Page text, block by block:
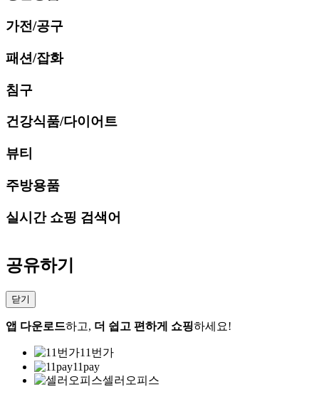
가전/공구
패션/잡화
침구
건강식품/다이어트
뷰티
주방용품
실시간 쇼핑 검색어
공유하기
닫기
앱 다운로드하고, 더 쉽고 편하게 쇼핑하세요!
11번가
11pay
셀러오피스